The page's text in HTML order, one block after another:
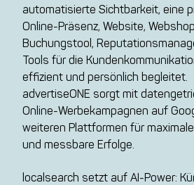
automatisierte Sichtbarkeit, eine
Online-Präsenz, Website,
Buchungstool,
Tools für die
effizient und persönlich begleitet.
advertiseONE sorgt mit
Online-Werbekampagnen auf
weiteren Plattformen für
und messbare Erfolge.
localsearch setzt auf AI-Power: